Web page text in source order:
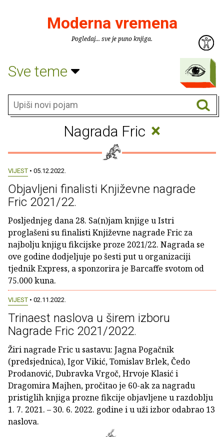
Moderna vremena
Pogledaj... sve je puno knjiga.
Sve teme
Nagrada Fric ×
VIJEST • 05.12.2022.
Objavljeni finalisti Književne nagrade
Fric 2021/22.
Posljednjeg dana 28. Sa(n)jam knjige u Istri
proglašeni su finalisti Književne nagrade Fric za
najbolju knjigu fikcijske proze 2021/22. Nagrada se
ove godine dodjeljuje po šesti put u organizaciji
tjednik Express, a sponzorira je Barcaffe svotom od
75.000 kuna.
VIJEST • 02.11.2022.
Trinaest naslova u širem izboru
Nagrade Fric 2021/2022.
Žiri nagrade Fric u sastavu: Jagna Pogačnik
(predsjednica), Igor Vikić, Tomislav Brlek, Čedo
Prodanović, Dubravka Vrgoč, Hrvoje Klasić i
Dragomira Majhen, pročitao je 60-ak za nagradu
pristiglih knjiga prozne fikcije objavljene u razdoblju
1. 7. 2021. – 30. 6. 2022. godine i u uži izbor odabrao 13
naslova.